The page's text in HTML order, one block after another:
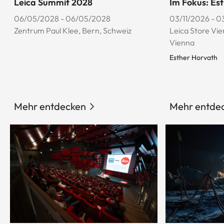
Leica Summit 2028
06/05/2028 - 06/05/2028
Zentrum Paul Klee, Bern, Schweiz
Mehr entdecken
Im Fokus:
03/11/2026 -
Leica Store
Vienna
Esther Horvath
Mehr